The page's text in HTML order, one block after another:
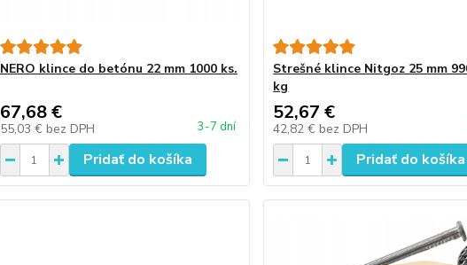
NERO klince do betónu 22 mm 1000 ks.
67,68 €
55,03 € bez DPH 3-7 dní
Pridať do košíka
Strešné klince Nitgoz 25 mm
kg
52,67 €
42,82 € bez DPH
Pridať do košíka